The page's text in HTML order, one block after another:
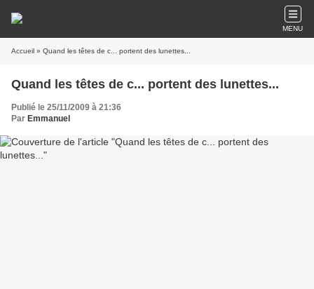
MENU
Accueil » Quand les têtes de c... portent des lunettes...
Quand les têtes de c... portent des lunettes...
Publié le 25/11/2009 à 21:36
Par Emmanuel